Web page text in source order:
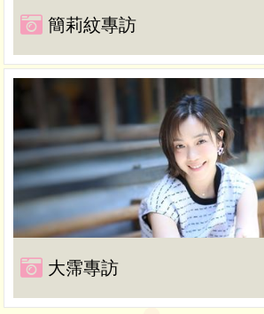
簡莉紋專訪
大霈專訪